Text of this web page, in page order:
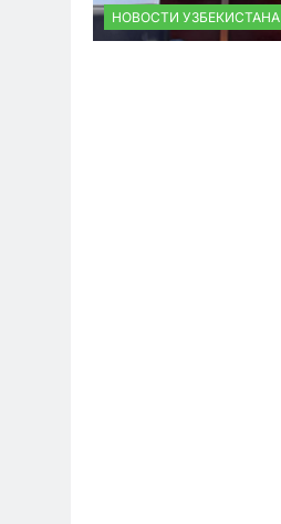
НОВОСТИ УЗБЕКИСТАНА